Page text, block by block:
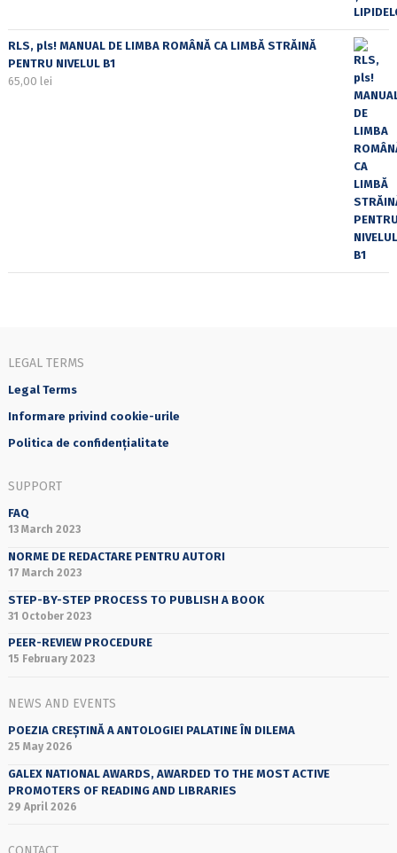
RLS, pls! MANUAL DE LIMBA ROMÂNĂ CA LIMBĂ STRĂINĂ
PENTRU NIVELUL B1
65,00 lei
LEGAL TERMS
Legal Terms
Informare privind cookie-urile
Politica de confidențialitate
SUPPORT
FAQ
13 March 2023
NORME DE REDACTARE PENTRU AUTORI
17 March 2023
STEP-BY-STEP PROCESS TO PUBLISH A BOOK
31 October 2023
PEER-REVIEW PROCEDURE
15 February 2023
NEWS AND EVENTS
POEZIA CREȘTINĂ A ANTOLOGIEI PALATINE ÎN DILEMA
25 May 2026
GALEX NATIONAL AWARDS, AWARDED TO THE MOST ACTIVE
PROMOTERS OF READING AND LIBRARIES
29 April 2026